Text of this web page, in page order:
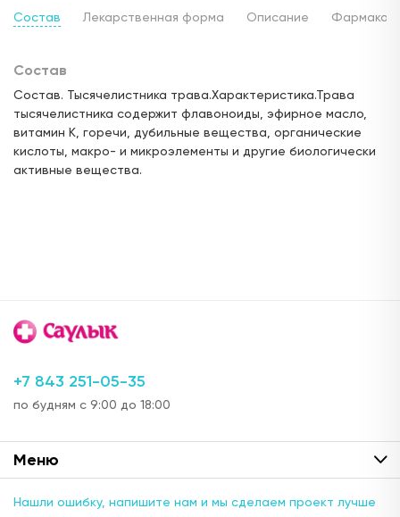
ул. Дубравная, д.16
181,83 ₽
В наличии: 1
ул. Лесгафта, д.6/57 (пересечение с ул.
Волкова)
24 часа
Цена:
с 08:00 до 22:00
Цена:
220,00 ₽
Доступен для получения:
с 10.08.2026
Состав Лекарственная форма Описание
Состав
Состав. Тысячелистника трава.Характеристика.Трава
тысячелистника содержит флавоноиды, эфирное масло,
витамин К, горечи, дубильные вещества, органические
кислоты, макро- и микроэлементы и другие биологически
активные вещества.
+7 843 251-05-35
по будням с 9:00 до 18:00
Меню
Нашли ошибку, напишите нам и мы сделаем проект лучше